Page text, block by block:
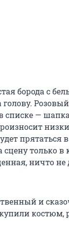
борода с
голову.
—
прятаться
только в
ничто
и
костюм,